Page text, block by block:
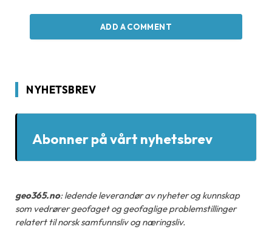
ADD A COMMENT
NYHETSBREV
Abonner på vårt nyhetsbrev
geo365.no: ledende leverandør av nyheter og kunnskap
som vedrører geofaget og geofaglige problemstillinger
relatert til norsk samfunnsliv og næringsliv.